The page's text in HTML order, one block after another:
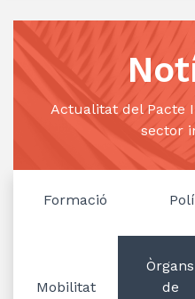
Actualitat del Pacte
sector
Formació
Mobilitat
Òrgans
de